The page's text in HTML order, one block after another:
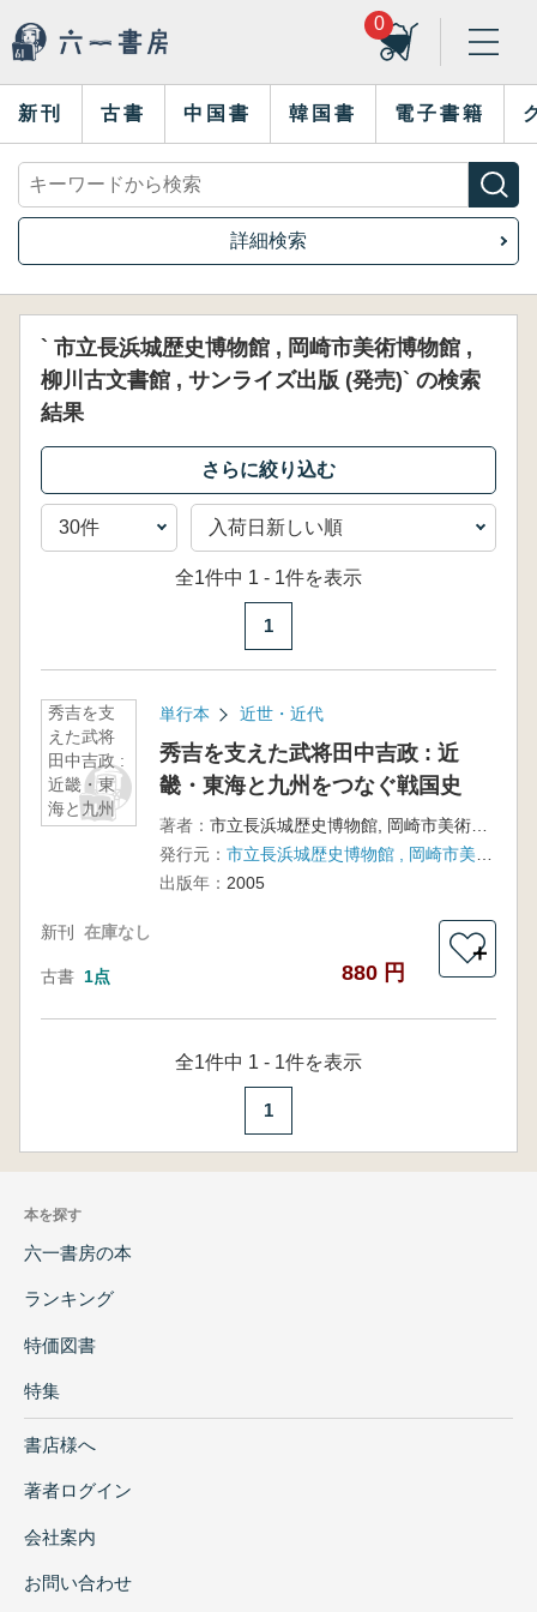
0
新刊 古書 中国書 韓国書 電子書籍
詳細検索
` 市立長浜城歴史博物館 , 岡崎市美術博物館 ,
柳川古文書館 , サンライズ出版 (発売)` の検索
結果
全1件中 1 - 1件を表示
1
秀吉を支
えた武将
田中吉政 :
近畿・東
海と九州
をつなぐ
単行本 近世・近代
秀吉を支えた武将田中吉政 : 近
畿・東海と九州をつなぐ戦国史
著者：
市立長浜城歴史博物館, 岡崎市美術博物館, 柳川古文書館編集
発行元：
出版年： 2005
新刊 在庫なし
古書 1点 880 円
＋
全1件中 1 - 1件を表示
1
本を探す
六一書房の本
ランキング
特価図書
特集
書店様へ
著者ログイン
会社案内
お問い合わせ